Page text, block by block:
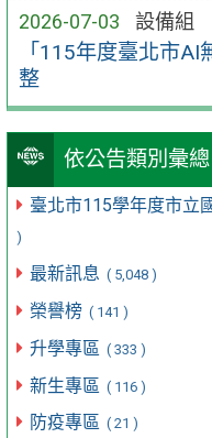
2026-07-03 設備組
「115年度臺北市
整
依公告類別彙總
臺北市115學年度市立
)
最新訊息 ( 5,048 )
榮譽榜 ( 141 )
升學專區 ( 333 )
新生專區 ( 116 )
防疫專區 ( 21 )